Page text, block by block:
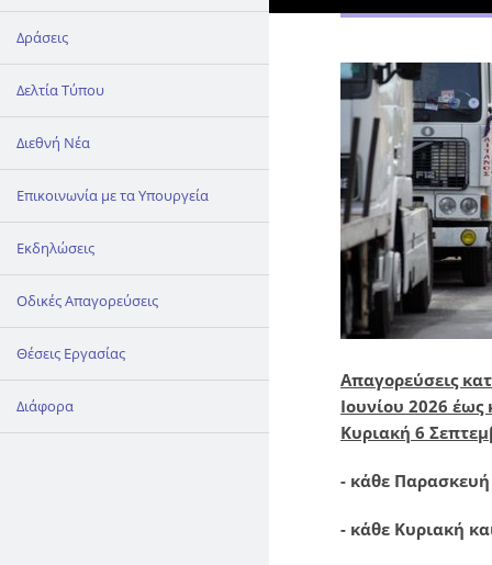
Δράσεις
Δελτία Τύπου
Διεθνή Νέα
Επικοινωνία με τα Υπουργεία
Εκδηλώσεις
Οδικές Απαγορεύσεις
Θέσεις Εργασίας
Διάφορα
Απαγορεύσεις
Ιουνίου 2026 έως
Κυριακή 6
- κάθε
- κάθε Κυριακή